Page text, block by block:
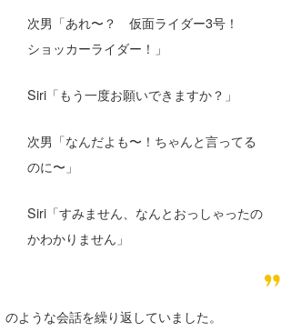
次男「あれ〜？ 仮面ライダー3号！
ショッカーライダー！」
Siri「もう一度お願いできますか？」
次男「なんだよも〜！ちゃんと言ってる
のに〜」
Siri「すみません、なんとおっしゃったの
かわかりません」
のような会話を繰り返していました。